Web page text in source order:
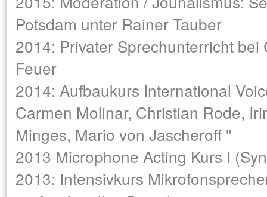
Potsdam unter Rainer Tauber
2014: Privater Sprechunterricht
Feuer
2014: Aufbaukurs International
Carmen Molinar, Christian Rode,
Minges, Mario von Jascheroff "
2013 Microphone Acting Kurs I
2013: Intensivkurs